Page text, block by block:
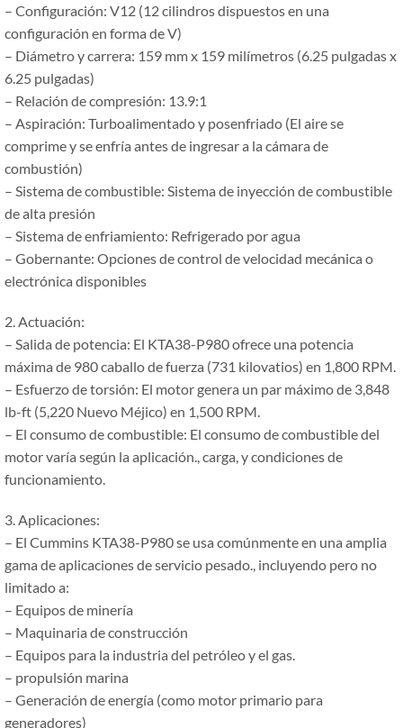
– Configuración: V12 (12 cilindros dispuestos en una
configuración en forma de V)
– Diámetro y carrera: 159 mm x 159 milímetros (6.25 pulgadas x
6.25 pulgadas)
– Relación de compresión: 13.9:1
– Aspiración: Turboalimentado y posenfriado (El aire se
comprime y se enfría antes de ingresar a la cámara de
combustión)
– Sistema de combustible: Sistema de inyección de combustible
de alta presión
– Sistema de enfriamiento: Refrigerado por agua
– Gobernante: Opciones de control de velocidad mecánica o
electrónica disponibles
2. Actuación:
– Salida de potencia: El KTA38-P980 ofrece una potencia
máxima de 980 caballo de fuerza (731 kilovatios) en 1,800 RPM.
– Esfuerzo de torsión: El motor genera un par máximo de 3,848
lb-ft (5,220 Nuevo Méjico) en 1,500 RPM.
– El consumo de combustible: El consumo de combustible del
motor varía según la aplicación., carga, y condiciones de
funcionamiento.
3. Aplicaciones:
– El Cummins KTA38-P980 se usa comúnmente en una amplia
gama de aplicaciones de servicio pesado., incluyendo pero no
limitado a:
– Equipos de minería
– Maquinaria de construcción
– Equipos para la industria del petróleo y el gas.
– propulsión marina
– Generación de energía (como motor primario para
generadores)